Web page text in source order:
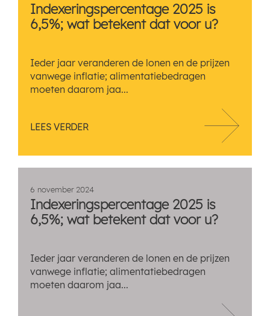
Indexeringspercentage 2025 is
6,5%; wat betekent dat voor u?
Ieder jaar veranderen de lonen en de prijzen
vanwege inflatie; alimentatiebedragen
moeten daarom jaa...
LEES VERDER
6 november 2024
Indexeringspercentage 2025 is
6,5%; wat betekent dat voor u?
Ieder jaar veranderen de lonen en de prijzen
vanwege inflatie; alimentatiebedragen
moeten daarom jaa...